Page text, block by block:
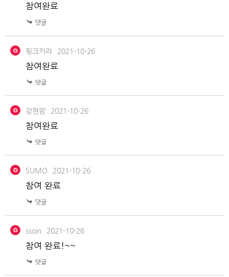
참여완료
핑크카라 2021-10-26
참여완료
강현맘 2021-10-26
참여완료
SUMO 2021-10-26
참여 완료
ssoin 2021-10-26
참여 완료!~~